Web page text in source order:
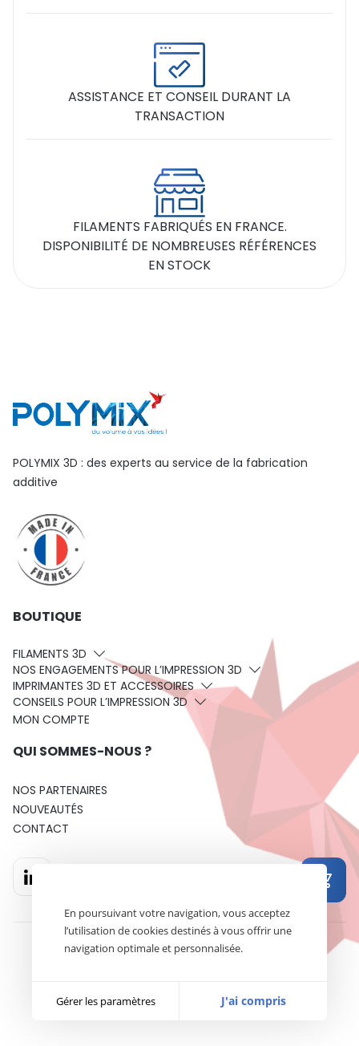
ASSISTANCE ET CONSEIL DURANT LA
TRANSACTION
FILAMENTS FABRIQUÉS EN FRANCE.
DISPONIBILITÉ DE NOMBREUSES RÉFÉRENCES
EN STOCK
POLYMIX 3D : des experts au service de la fabrication
additive
BOUTIQUE
FILAMENTS 3D
NOS ENGAGEMENTS POUR L’IMPRESSION 3D
IMPRIMANTES 3D ET ACCESSOIRES
CONSEILS POUR L’IMPRESSION 3D
MON COMPTE
QUI SOMMES-NOUS ?
NOS PARTENAIRES
NOUVEAUTÉS
CONTACT
Mentions légales
En poursuivant votre navigation, vous acceptez
l’utilisation de cookies destinés à vous offrir une
navigation optimale et personnalisée.
Gérer les paramètres J'ai compris